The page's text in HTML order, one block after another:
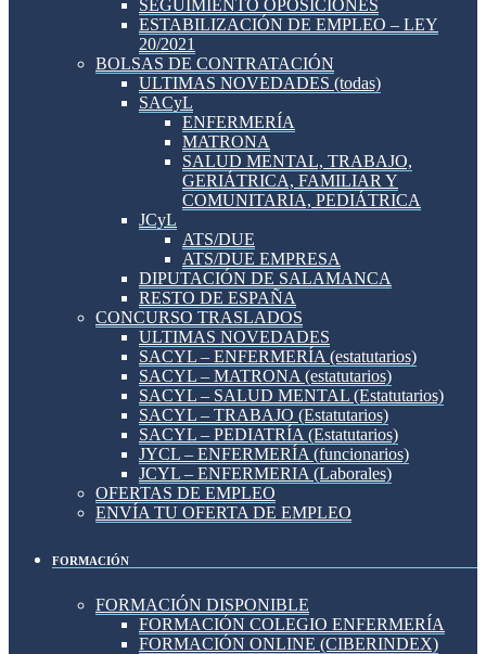
SEGUIMIENTO OPOSICIONES
ESTABILIZACIÓN DE EMPLEO – LEY
20/2021
BOLSAS DE CONTRATACIÓN
ULTIMAS NOVEDADES (todas)
SACyL
ENFERMERÍA
MATRONA
SALUD MENTAL, TRABAJO,
GERIÁTRICA, FAMILIAR Y
COMUNITARIA, PEDIÁTRICA
JCyL
ATS/DUE
ATS/DUE EMPRESA
DIPUTACIÓN DE SALAMANCA
RESTO DE ESPAÑA
CONCURSO TRASLADOS
ULTIMAS NOVEDADES
SACYL – ENFERMERÍA (estatutarios)
SACYL – MATRONA (estatutarios)
SACYL – SALUD MENTAL (Estatutarios)
SACYL – TRABAJO (Estatutarios)
SACYL – PEDIATRÍA (Estatutarios)
JYCL – ENFERMERÍA (funcionarios)
JCYL – ENFERMERIA (Laborales)
OFERTAS DE EMPLEO
ENVÍA TU OFERTA DE EMPLEO
FORMACIÓN
FORMACIÓN DISPONIBLE
FORMACIÓN COLEGIO ENFERMERÍA
FORMACIÓN ONLINE (CIBERINDEX)